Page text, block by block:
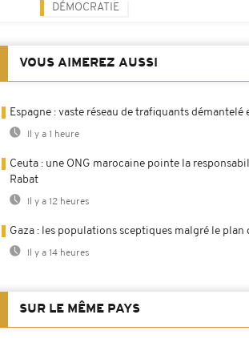
DÉMOCRATIE
VOUS AIMEREZ AUSSI
Espagne : vaste réseau de trafiquants démantelé
Il y a 1 heure
Ceuta : une ONG marocaine pointe la
Rabat
Il y a 12 heures
Gaza : les populations sceptiques malgré le plan
Il y a 14 heures
SUR LE MÊME PAYS